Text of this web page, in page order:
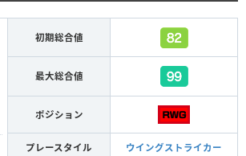
初期総合値
最大総合値
ポジション
プレースタイル ウイングストライカー